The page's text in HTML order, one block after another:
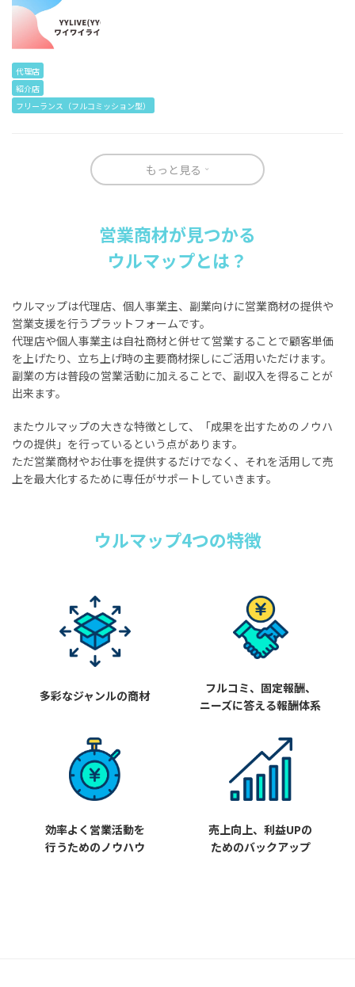
代理店
紹介店
フリーランス（フルコミッション型）
もっと見る
営業商材が見つかる
ウルマップとは？
ウルマップは代理店、個人事業主、副業向けに営業商材の提供や
営業支援を行うプラットフォームです。
代理店や個人事業主は自社商材と併せて営業することで顧客単価
を上げたり、立ち上げ時の主要商材探しにご活用いただけます。
副業の方は普段の営業活動に加えることで、副収入を得ることが
出来ます。
またウルマップの大きな特徴として、「成果を出すためのノウハ
ウの提供」を行っているという点があります。
ただ営業商材やお仕事を提供するだけでなく、それを活用して売
上を最大化するために専任がサポートしていきます。
ウルマップ4つの特徴
多彩なジャンルの商材
フルコミ、固定報酬、
ニーズに答える報酬体系
効率よく営業活動を
行うためのノウハウ
売上向上、利益UPの
ためのバックアップ